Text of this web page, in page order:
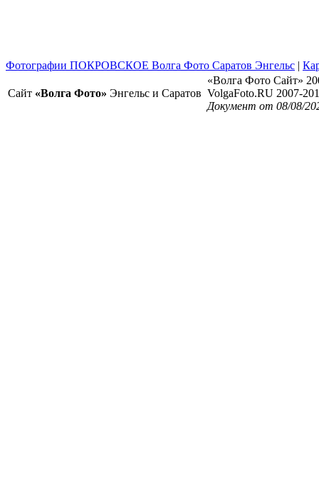
Фотографии ПОКРОВСКОЕ Волга Фото Саратов Энгельс |
Сайт «Волга Фото» Энгельс и Саратов
«Волга Фото Сайт»
VolgaFoto.RU 2007-
Документ от 08/08/